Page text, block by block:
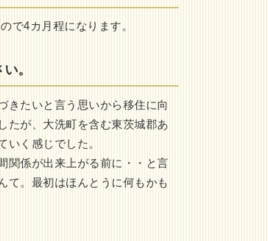
で4カ月程になります。
。
きたいと言う思いから移住に向
たが、大洗町を含む東茨城郡あ
いく感じでした。
関係が出来上がる前に・・と言
て。最初はほんとうに何もかも